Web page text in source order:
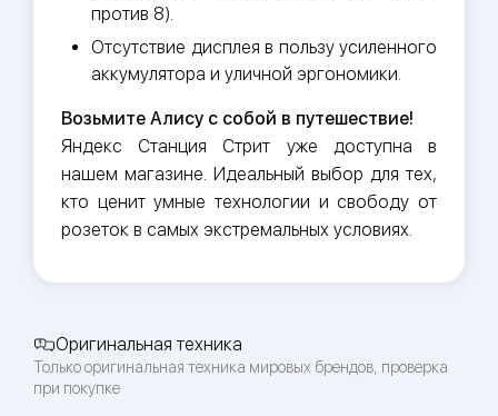
против 8).
Отсутствие дисплея в пользу усиленного
аккумулятора и уличной эргономики.
Возьмите Алису с собой в путешествие!
Яндекс Станция Стрит уже доступна в
нашем магазине. Идеальный выбор для тех,
кто ценит умные технологии и свободу от
розеток в самых экстремальных условиях.
Оригинальная техника
Только оригинальная техника мировых брендов, проверка
при покупке